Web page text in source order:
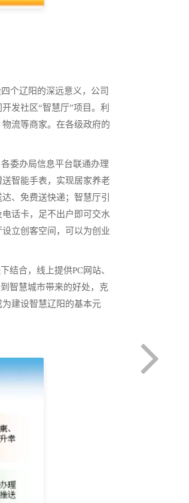
个辽阳的深远意义，公司
发社区“智慧厅”项目。利
流等商家。在各级政府的
委办局信息平台联通办理
智能手表，实现居家养老
、免费送快递；智慧厅引
话卡，足不出户即可交水
立创客空间，可以为创业
合，线上提供PC网站、
智慧城市带来的好处，克
建设智慧辽阳的基本元